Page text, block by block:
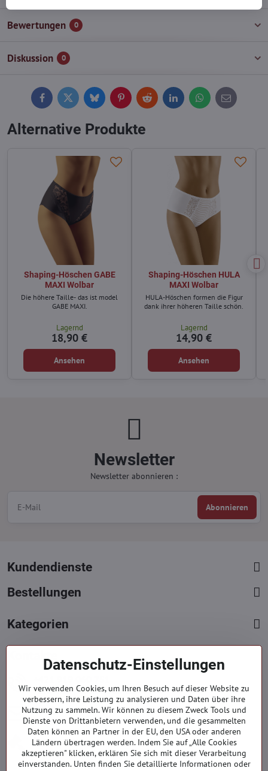
Bewertungen 0
Diskussion 0
FacebookTwitterBlueskyPinterestReddit LinkedInWhatsApp
E-
mail
Alternative Produkte
Shaping-Höschen GABE
MAXI Wolbar
Die höhere Taille- das ist model
GABE MAXI.
Lagernd
18,90 €
Ansehen
Shaping-Höschen HULA
MAXI Wolbar
HULA-Höschen formen die Figur
dank ihrer höheren Taille schön.
Lagernd
14,90 €
Ansehen
Newsletter
Newsletter abonnieren :
Abonnieren
Kundendienste
Bestellungen
Kategorien
Kontakte
Mont. - Freit. : 09:00 - 15:00 hod.
info​@everlady​.eu
Non stop ( 24/7 )
Impressum
Firmendaten
Datenschutz-Einstellungen
Wir verwenden Cookies, um Ihren Besuch auf dieser Website zu
verbessern, ihre Leistung zu analysieren und Daten über ihre
Nutzung zu sammeln. Wir können zu diesem Zweck Tools und
Dienste von Drittanbietern verwenden, und die gesammelten
Daten können an Partner in der EU, den USA oder anderen
Ländern übertragen werden. Indem Sie auf „Alle Cookies
akzeptieren" klicken, erklären Sie sich mit dieser Verarbeitung
einverstanden. Unten finden Sie detaillierte Informationen oder